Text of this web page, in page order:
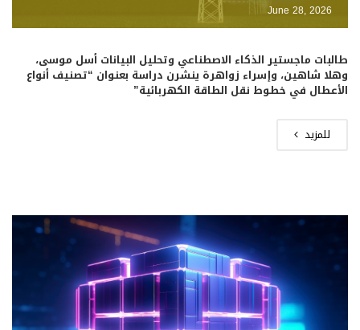
June 28, 2026
طالبات ماجستير الذكاء الاصطناعي وتحليل البيانات أسل موسى،
وهلا شاهين، وإسراء زواهرة ينشرن دراسة بعنوان “تصنيف أنواع
الأعطال في خطوط نقل الطاقة الكهربائية”
للمزيد